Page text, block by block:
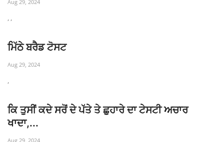
Aug 29, 2024
, ,
ਮਿੱਠੇ ਬਰੈਡ ਟੋਸਟ
Aug 29, 2024
,
ਕਿ ਤੁਸੀਂ ਕਦੇ ਸਰੋਂ ਦੇ ਪੱਤੇ ਤੇ ਛੁਹਾਰੇ ਦਾ ਟੇਸਟੀ ਅਚਾਰ
ਖਾਦਾ,...
Aug 29, 2024